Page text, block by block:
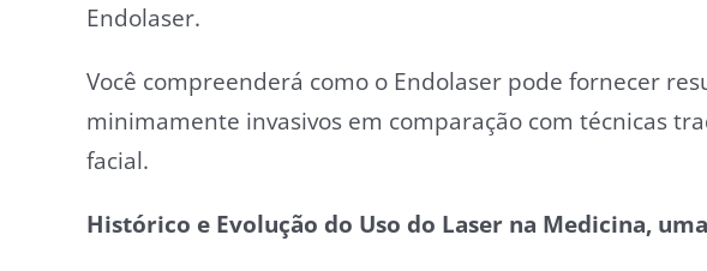
Endolaser.
Você compreenderá como o Endolaser pode fornecer
minimamente invasivos em comparação com técnicas
facial.
Histórico e Evolução do Uso do Laser na Medicina,